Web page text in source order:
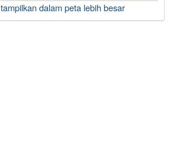
tampilkan dalam peta lebih besar